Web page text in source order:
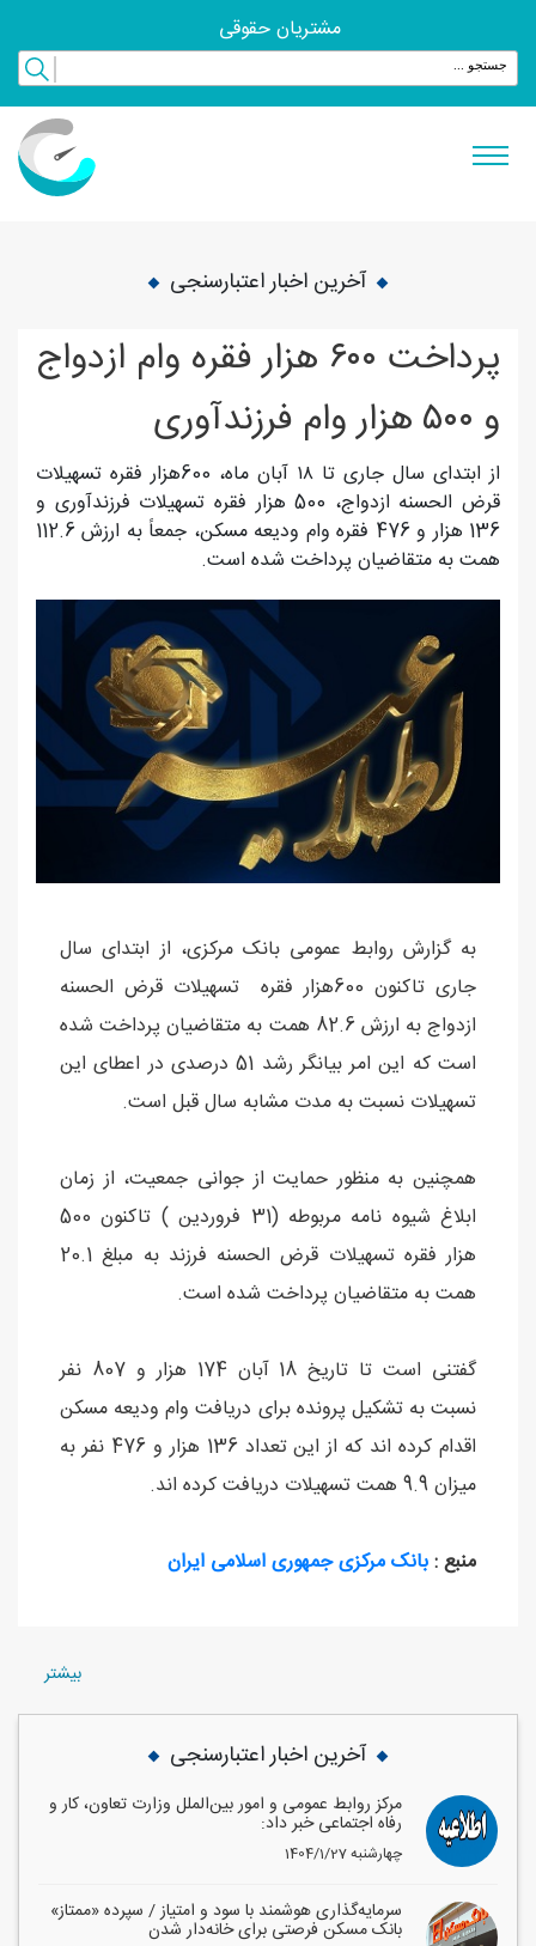
مشتریان حقوقی
آخرین اخبار اعتبارسنجی
پرداخت ۶۰۰ هزار فقره وام ازدواج
و ۵۰۰ هزار وام فرزندآوری
از ابتدای سال جاری تا ۱۸ آبان ماه، 600هزار فقره تسهیلات
قرض الحسنه ازدواج، 500 هزار فقره تسهیلات فرزندآوری و
136 هزار و 476 فقره وام ودیعه مسکن، جمعاً به ارزش 112.6
همت به متقاضیان پرداخت شده است.
به گزارش روابط عمومی بانک مرکزی، از ابتدای سال
جاری تاکنون 600هزار فقره تسهیلات قرض الحسنه
ازدواج به ارزش 82.6 همت به متقاضیان پرداخت شده
است که این امر بیانگر رشد 51 درصدی در اعطای این
تسهیلات نسبت به مدت مشابه سال قبل است.
همچنین به منظور حمایت از جوانی جمعیت، از زمان
ابلاغ شیوه نامه مربوطه (31 فروردین ) تاکنون 500
هزار فقره تسهیلات قرض الحسنه فرزند به مبلغ 20.1
همت به متقاضیان پرداخت شده است.
گفتنی است تا تاریخ 18 آبان 174 هزار و 807 نفر
نسبت به تشکیل پرونده برای دریافت وام ودیعه مسکن
اقدام کرده اند که از این تعداد 136 هزار و 476 نفر به
میزان 9.9 همت تسهیلات دریافت کرده اند.
منبع :بانک مرکزی جمهوری اسلامی ایران
بيشتر
آخرین اخبار اعتبارسنجی
مرکز روابط عمومی و امور بین‌الملل وزارت تعاون، کار و
رفاه اجتماعی خبر داد:
1404/1/27 چهارشنبه
سرمایه‌گذاری هوشمند با سود و امتیاز / سپرده «ممتاز»
بانک مسکن فرصتی برای خانه‌دار شدن